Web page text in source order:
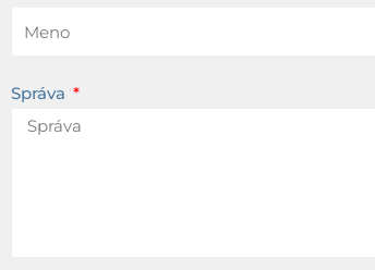
Správa